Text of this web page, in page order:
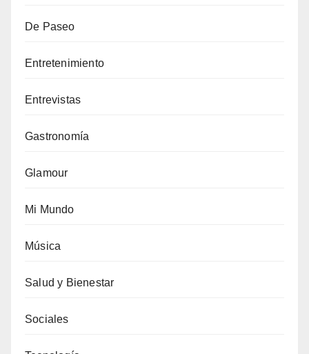
De Paseo
Entretenimiento
Entrevistas
Gastronomía
Glamour
Mi Mundo
Música
Salud y Bienestar
Sociales